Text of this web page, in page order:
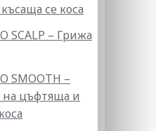
се коса
SCALP – Грижа
SMOOTH –
на цъфтяща и